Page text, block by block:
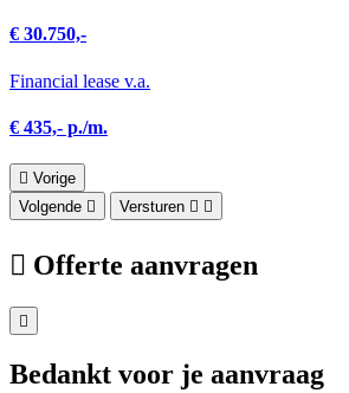
€ 30.750,-
Financial lease v.a.
€ 435,- p./m.
Vorige
Volgende
Versturen
Offerte aanvragen
Bedankt voor je aanvraag